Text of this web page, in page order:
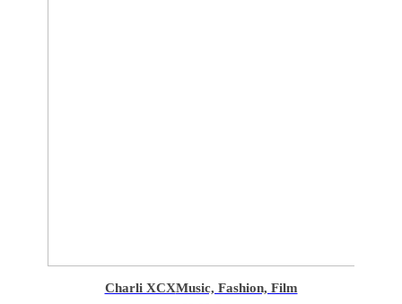
Charli XCXMusic, Fashion, Film